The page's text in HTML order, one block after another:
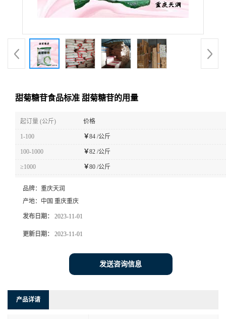
甜菊糖苷食品标准 甜菊糖苷的用量
起订量 (公斤) 价格
1-100 ￥84 /公斤
100-1000 ￥82 /公斤
≥1000 ￥80 /公斤
品牌： 重庆天润
产地： 中国 重庆重庆
发布日期： 2023-11-01
更新日期： 2023-11-01
发送咨询信息
产品详请